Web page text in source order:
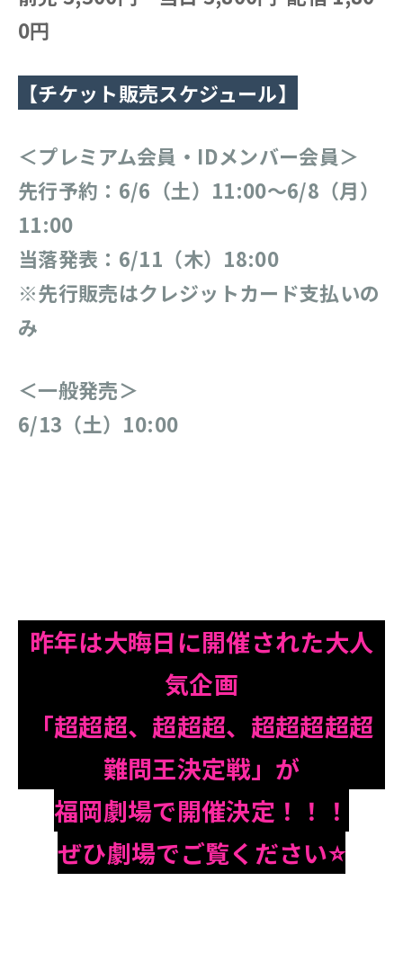
0円
【チケット販売スケジュール】
＜プレミアム会員・IDメンバー会員＞
先行予約：6/6（土）11:00～6/8（月）
11:00
当落発表：6/11（木）18:00
※先行販売はクレジットカード支払いの
み
＜一般発売＞
6/13（土）10:00
昨年は大晦日に開催された大人
気企画
「超超超、超超超、超超超超超
難問王決定戦」が
福岡劇場で開催決定！！！
ぜひ劇場でご覧ください⭐